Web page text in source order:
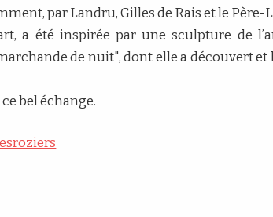
par Landru, Gilles de Rais et le Père-
a été inspirée par une sculpture de
de nuit", dont elle a découvert
bel échange.